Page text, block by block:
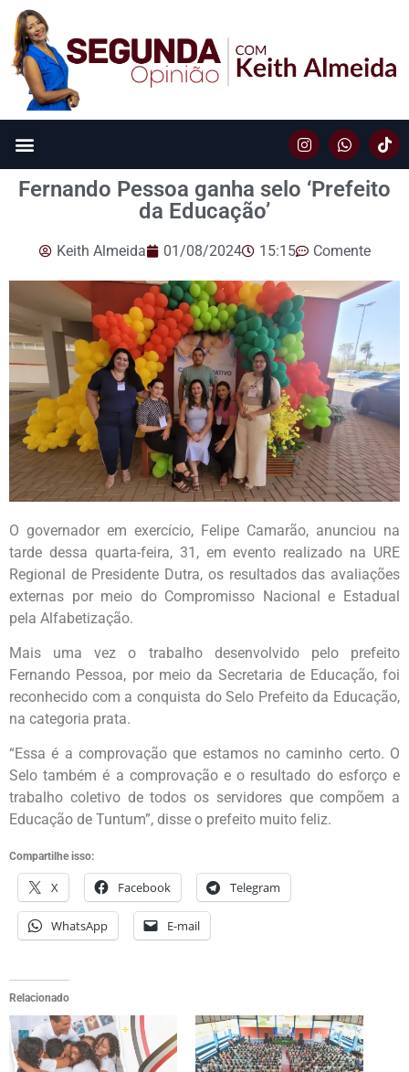
Fernando Pessoa ganha selo ‘Prefeito
da Educação’
Keith Almeida 01/08/2024 15:15 Comente
O governador em exercício, Felipe Camarão, anunciou na
tarde dessa quarta-feira, 31, em evento realizado na URE
Regional de Presidente Dutra, os resultados das avaliações
externas por meio do Compromisso Nacional e Estadual
pela Alfabetização.
Mais uma vez o trabalho desenvolvido pelo prefeito
Fernando Pessoa, por meio da Secretaria de Educação, foi
reconhecido com a conquista do Selo Prefeito da Educação,
na categoria prata.
“Essa é a comprovação que estamos no caminho certo. O
Selo também é a comprovação e o resultado do esforço e
trabalho coletivo de todos os servidores que compõem a
Educação de Tuntum”, disse o prefeito muito feliz.
Compartilhe isso:
X Facebook Telegram
WhatsApp E-mail
Relacionado